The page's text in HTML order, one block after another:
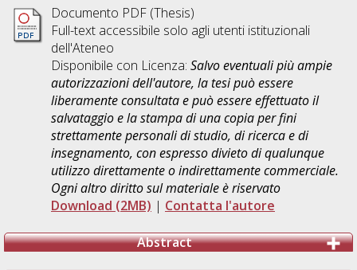
Documento PDF (Thesis)
Full-text accessibile solo agli utenti istituzionali
dell'Ateneo
Disponibile con Licenza: Salvo eventuali più ampie
autorizzazioni dell'autore, la tesi può essere
liberamente consultata e può essere effettuato il
salvataggio e la stampa di una copia per fini
strettamente personali di studio, di ricerca e di
insegnamento, con espresso divieto di qualunque
utilizzo direttamente o indirettamente commerciale.
Ogni altro diritto sul materiale è riservato
Download (2MB) | Contatta l'autore
Abstract